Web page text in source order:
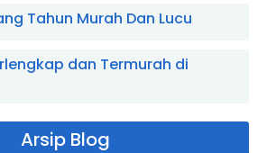
Tahun Murah Dan Lucu
dan Termurah di
Arsip Blog